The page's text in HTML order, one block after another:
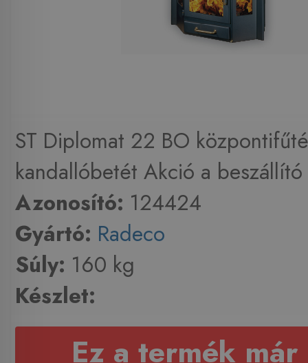
ST Diplomat 22 BO
kandallóbetét Akció a
Azonosító: 124424
Gyártó: Radeco
Súly: 160 kg
Készlet:
Ez a termék már